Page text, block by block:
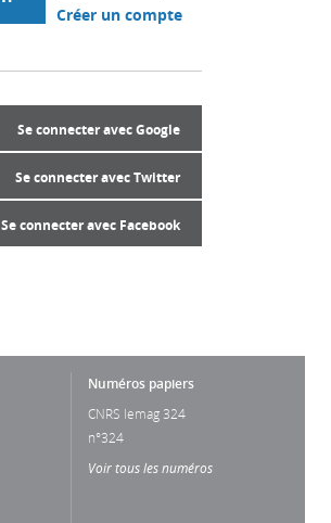
Créer un compte
Se connecter avec Google
Se connecter avec Twitter
Se connecter avec Facebook
Numéros papiers
CNRS lemag 324
n°324
Voir tous les numéros